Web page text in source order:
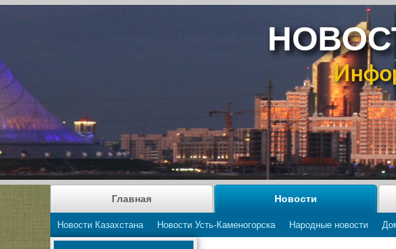
Главная Новости
Новости Казахстана Новости Усть-Каменогорска Народные новости